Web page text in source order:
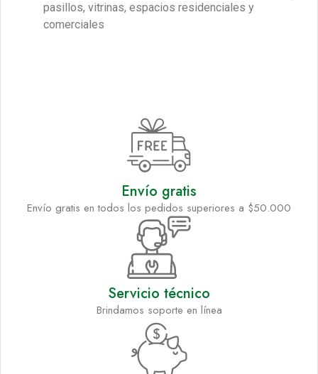
pasillos, vitrinas, espacios residenciales y
comerciales
Envío gratis
Envío gratis en todos los pedidos superiores a $50.000
Servicio técnico
Brindamos soporte en línea